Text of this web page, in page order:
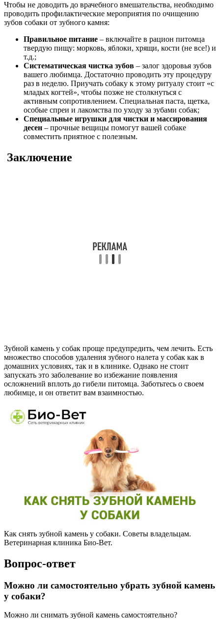
Чтобы не доводить до врачебного вмешательства, необходимо
проводить профилактические мероприятия по очищению
зубов собаки от зубного камня:
Правильное питание – включайте в рацион питомца
твердую пищу: морковь, яблоки, хрящи, кости (не все!) и
т.д.;
Систематическая чистка зубов – залог здоровья зубов
вашего любимца. Достаточно проводить эту процедуру
раз в неделю. Приучать собаку к этому ритуалу стоит «с
младых когтей», чтобы позже не столкнуться с
активным сопротивлением. Специальная паста, щетка,
особые спреи и лакомства по уходу за зубами собак;
Специальные игрушки для чистки и массирования
десен – прочные вещицы помогут вашей собаке
совместить приятное с полезным.
Заключение
Зубной камень у собак проще предупредить, чем лечить. Есть
множество способов удаления зубного налета у собак как в
домашних условиях, так и в клинике. Однако не стоит
запускать это заболевание во избежание появления
осложнений вплоть до гибели питомца. Заботьтесь о своем
любимце, и он ответит вам взаимностью.
Как снять зубной камень у собаки. Советы владельцам.
Ветеринарная клиника Био-Вет.
Вопрос-ответ
Можно ли самостоятельно убрать зубной камень
у собаки?
Можно ли снимать зубной камень самостоятельно?